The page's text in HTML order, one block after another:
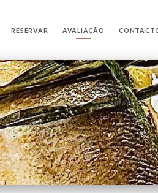
RESERVAR AVALIAÇÃO